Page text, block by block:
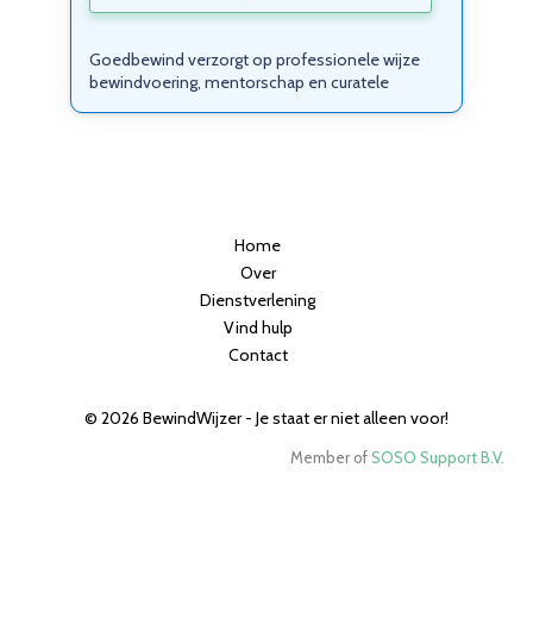
Goedbewind verzorgt op professionele wijze
bewindvoering, mentorschap en curatele
Home
Over
Dienstverlening
Vind hulp
Contact
© 2026 BewindWijzer - Je staat er niet alleen voor!
Member ofSOSO Support B.V.